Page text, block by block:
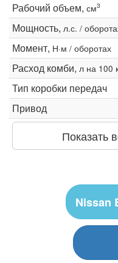
Рабочий объем, см3
Мощность, л.с. /
Момент, Н·м / оборотах
Расход комби, л на 100
Тип коробки передач
Привод
Показать
Nissan